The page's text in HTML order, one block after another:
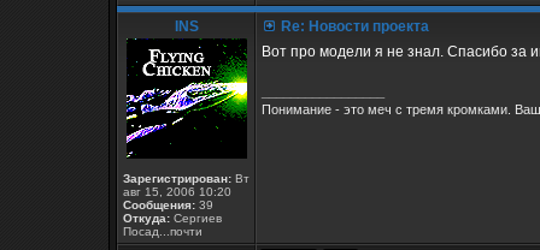
INS
Зарегистрирован: Вт
авг 15, 2006 10:20
Сообщения: 39
Откуда: Сергиев
Посад...почти
Re: Новости проекта
Вот про модели я не знал. Спасибо
Понимание - это меч с тремя кромками.